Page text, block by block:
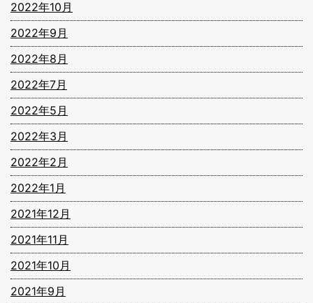
2022年10月
2022年9月
2022年8月
2022年7月
2022年5月
2022年3月
2022年2月
2022年1月
2021年12月
2021年11月
2021年10月
2021年9月